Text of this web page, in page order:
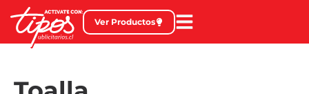
Ver Productos